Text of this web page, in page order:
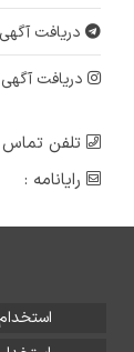
دریافت
دریافت
تلفن
رایانامه :